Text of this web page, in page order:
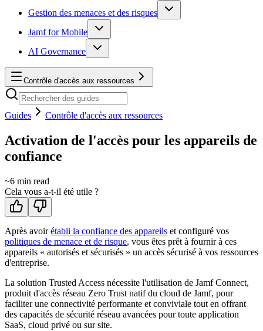
Gestion des menaces et des risques
Jamf for Mobile
AI Governance
Contrôle d'accès aux ressources
Guides Contrôle d'accès aux ressources
Activation de l'accès pour les appareils de
confiance
~6 min read
Cela vous a-t-il été utile ?
Après avoirétabli la confiance des appareils et configuré vos
politiques de menace et de risque, vous êtes prêt à fournir à ces
appareils « autorisés et sécurisés » un accès sécurisé à vos ressources
d'entreprise.
La solution Trusted Access nécessite l'utilisation de Jamf Connect,
produit d'accès réseau Zero Trust natif du cloud de Jamf, pour
faciliter une connectivité performante et conviviale tout en offrant
des capacités de sécurité réseau avancées pour toute application
SaaS, cloud privé ou sur site.